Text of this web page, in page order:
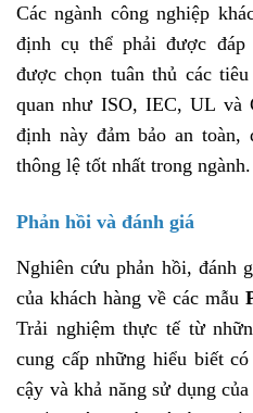
Các ngành công nghiệp
định cụ thể phải được
được chọn tuân thủ các
quan như ISO, IEC, UL và
định này đảm bảo an
thông lệ tốt nhất trong ngành.
Phản hồi và đánh giá
Nghiên cứu phản hồi, đánh
của khách hàng về các mẫu
Trải nghiệm thực tế từ
cung cấp những hiểu biết
cậy và khả năng sử dụng